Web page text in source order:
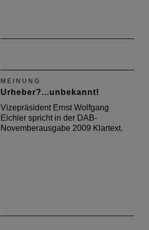
MEINUNG
Urheber?...unbekannt!
Vizepräsident Ernst Wolfgang
Eichler spricht in der DAB-
Novemberausgabe 2009 Klartext.